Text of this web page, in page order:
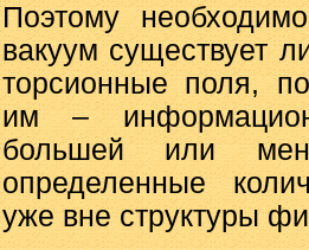
Поэтому
вакуум существует
торсионные поля,
им –
большей или
определенные
уже вне структуры